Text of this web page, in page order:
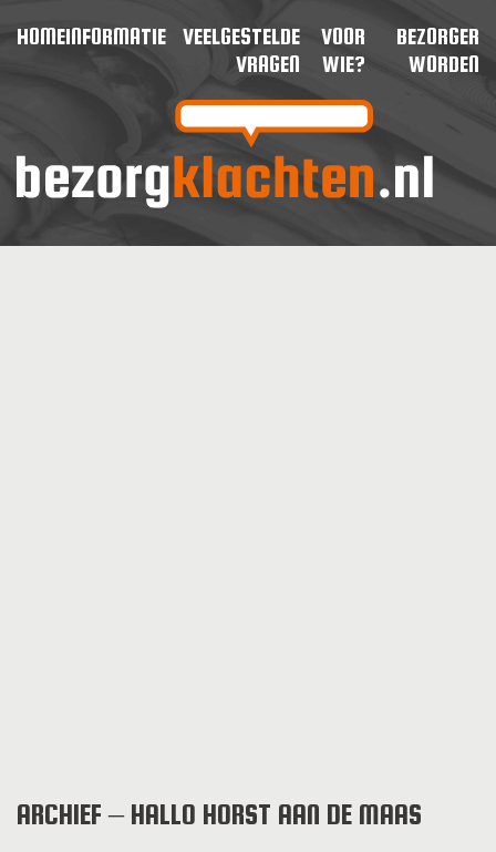
HOMEINFORMATIE
VEELGESTELDE
VRAGEN
VOOR
WIE?
BEZORGER
WORDEN
ARCHIEF – HALLO HORST AAN DE MAAS